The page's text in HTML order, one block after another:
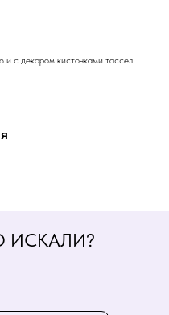
с декором кисточками тассел
ИСКАЛИ?